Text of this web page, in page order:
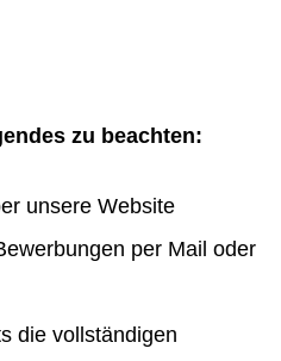
zu beachten:
unsere Website
per Mail oder
die vollständigen